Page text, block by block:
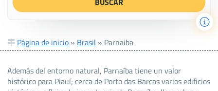
Página de inicio » Brasil » Parnaiba
Además del entorno natural, Parnaíba tiene un valor
histórico para Piauí; cerca de Porto das Barcas varios edificios